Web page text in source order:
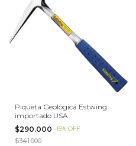
Piqueta Geológica Estwing
importado USA
$290.000 -15% OFF
$341.000